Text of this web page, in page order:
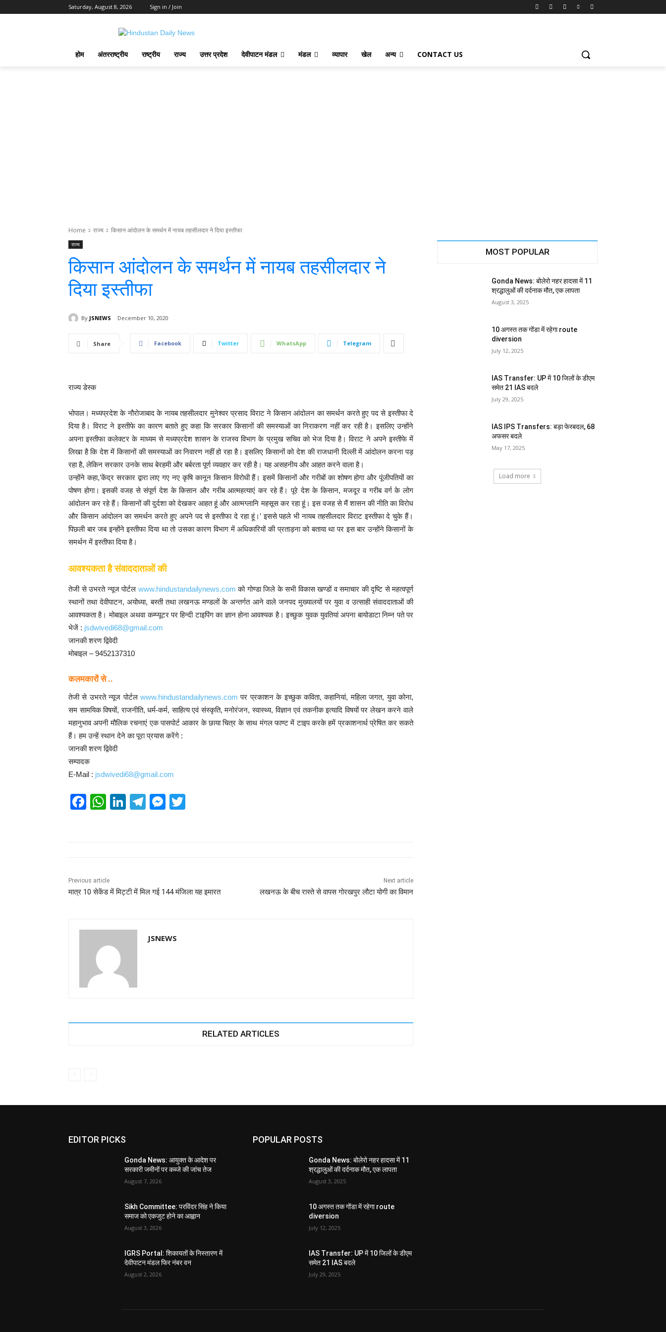
Saturday, August 8, 2026 Sign in / Join
होम अंतरराष्ट्रीय राष्ट्रीय राज्य उत्तर प्रदेश देवीपाटन मंडल मंडल व्यापार खेल अन्य CONTACT US
Home राज्य किसान आंदोलन के समर्थन में नायब तहसीलदार ने दिया इस्तीफा
राज्य
किसान आंदोलन के समर्थन में नायब तहसीलदार ने
दिया इस्तीफा
By JSNEWS December 10, 2020
Share Facebook Twitter WhatsApp Telegram
राज्य डेस्क
भोपाल। मध्यप्रदेश के नौरोजाबाद के नायब तहसीलदार मुनेश्वर प्रसाद विराट ने किसान आंदोलन का समर्थन करते हुए पद से इस्तीफा दे
दिया है। विराट ने इस्तीफे का कारण बताते हुए कहा कि सरकार किसानों की समस्याओं का निराकरण नहीं कर रही है। इसलिए उन्होंने
अपना इस्तीफा कलेक्टर के माध्यम से मध्यप्रदेश शासन के राजस्व विभाग के प्रमुख सचिव को भेज दिया है। विराट ने अपने इस्तीफे में
लिखा है कि देश में किसानों की समस्याओं का निवारण नहीं हो रहा है। इसलिए किसानों को देश की राजधानी दिल्ली में आंदोलन करना पड़
रहा है, लेकिन सरकार उनके साथ बेरहमी और बर्बरता पूर्ण व्यवहार कर रही है। यह असहनीय और आहत करने वाला है।
उन्होंने कहा,’केंद्र सरकार द्वारा लाए गए नए कृषि कानून किसान विरोधी हैं। इसमें किसानों और गरीबों का शोषण होगा और पूंजीपतियों का
पोषण होगा। इसकी वजह से संपूर्ण देश के किसान और गरीब आत्महत्याएं कर रहे हैं। पूरे देश के किसान, मजदूर व गरीब वर्ग के लोग
आंदोलन कर रहे हैं। किसानों की दुर्दशा को देखकर आहत हूं और आत्मग्लानि महसूस कर रहा हूं। इस वजह से मैं शासन की नीति का विरोध
और किसान आंदोलन का समर्थन करते हुए अपने पद से इस्तीफा दे रहा हूं।’ इससे पहले भी नायब तहसीलदार विराट इस्तीफा दे चुके हैं।
पिछली बार जब इन्होंने इस्तीफा दिया था तो उसका कारण विभाग में अधिकारियों की प्रताड़ना को बताया था पर इस बार उन्होंने किसानों के
समर्थन में इस्तीफा दिया है।
आवश्यकता है संवाददाताओं की
तेजी से उभरते न्यूज पोर्टल www.hindustandailynews.com को गोण्डा जिले के सभी विकास खण्डों व समाचार की दृष्टि से महत्वपूर्ण
स्थानों तथा देवीपाटन, अयोध्या, बस्ती तथा लखनऊ मण्डलों के अन्तर्गत आने वाले जनपद मुख्यालयों पर युवा व उत्साही संवाददाताओं की
आवश्यकता है। मोबाइल अथवा कम्प्यूटर पर हिन्दी टाइपिंग का ज्ञान होना आवश्यक है। इच्छुक युवक युवतियां अपना बायोडाटा निम्न पते पर
भेजें : jsdwivedi68@gmail.com
जानकी शरण द्विवेदी
मोबाइल – 9452137310
कलमकारों से ..
तेजी से उभरते न्यूज पोर्टल www.hindustandailynews.com पर प्रकाशन के इच्छुक कविता, कहानियां, महिला जगत, युवा कोना,
सम सामयिक विषयों, राजनीति, धर्म-कर्म, साहित्य एवं संस्कृति, मनोरंजन, स्वास्थ्य, विज्ञान एवं तकनीक इत्यादि विषयों पर लेखन करने वाले
महानुभाव अपनी मौलिक रचनाएं एक पासपोर्ट आकार के छाया चित्र के साथ मंगल फाण्ट में टाइप करके हमें प्रकाशनार्थ प्रेषित कर सकते
हैं। हम उन्हें स्थान देने का पूरा प्रयास करेंगे :
जानकी शरण द्विवेदी
सम्पादक
E-Mail : jsdwivedi68@gmail.com
F
o
o
W
p
p
Li
T
M
er
Previous article
मात्र 10 सेकेंड में मिट्टी में मिल गई 144 मंजिला यह इमारत
Next article
लखनऊ के बीच रास्ते से वापस गोरखपुर लौटा योगी का विमान
JSNEWS
RELATED ARTICLES
MOST POPULAR
Gonda News: बोलेरो नहर हादसा में 11
श्रद्धालुओं की दर्दनाक मौत, एक लापता
August 3, 2025
10 अगस्त तक गोंडा में रहेगा route
diversion
July 12, 2025
IAS Transfer: UP में 10 जिलों के डीएम
समेत 21 IAS बदले
July 29, 2025
IAS IPS Transfers: बड़ा फेरबदल, 68
अफसर बदले
May 17, 2025
Load more
EDITOR PICKS
Gonda News: आयुक्त के आदेश पर
सरकारी जमीनों पर कब्जे की जांच तेज
August 7, 2026
Sikh Committee: परविंदर सिंह ने किया
समाज को एकजुट होने का आह्वान
August 3, 2026
IGRS Portal: शिकायतों के निस्तारण में
देवीपाटन मंडल फिर नंबर वन
August 2, 2026
POPULAR POSTS
Gonda News: बोलेरो नहर हादसा में 11
श्रद्धालुओं की दर्दनाक मौत, एक लापता
August 3, 2025
10 अगस्त तक गोंडा में रहेगा route
diversion
July 12, 2025
IAS Transfer: UP में 10 जिलों के डीएम
समेत 21 IAS बदले
July 29, 2025